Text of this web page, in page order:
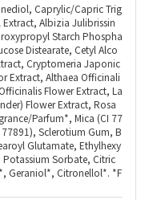
Caprylic/Capric Trig
Extract, Albizia Julibrissin
Starch Phospha
Distearate, Cetyl Alco
Cryptomeria Japonic
Extract, Althaea Officinali
Flower Extract, La
Flower Extract, Rosa
Parfum*, Mica (CI 77
Sclerotium Gum, B
Glutamate, Ethylhexy
Sorbate, Citric
Geraniol*, Citronellol*. *F